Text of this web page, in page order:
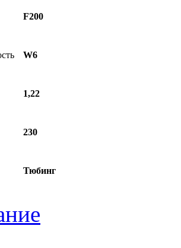
F200
W6
1,22
230
Тюбинг